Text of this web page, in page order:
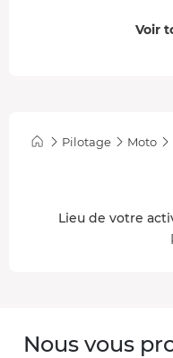
. Alors, prêt àVoir
Pilotage Moto
Lieu de votre
Nous vous